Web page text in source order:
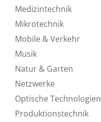
Medizintechnik
Mikrotechnik
Mobile & Verkehr
Musik
Natur & Garten
Netzwerke
Optische Technologien
Produktionstechnik